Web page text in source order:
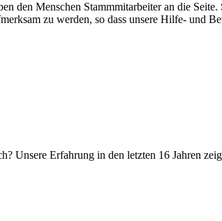
den Menschen Stammmitarbeiter an die
zu werden, so dass unsere Hilfe- und
Unsere Erfahrung in den letzten 16 Jahren